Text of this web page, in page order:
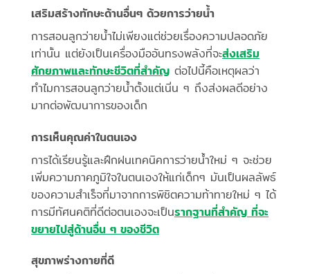
เสริมสร้างทักษะด้านอื่นๆ ด้วยการว่ายน้ำ
การสอนลูกว่ายน้ำไม่เพียงแต่ช่วยเรื่องความปลอดภัย
เท่านั้น แต่ยังเป็นเครื่องมืออันทรงพลังที่จะส่งเสริม
ศักยภาพและทักษะชีวิตที่สำคัญ ต่อไปนี้คือเหตุผลว่า
ทำไมการสอนลูกว่ายน้ำตั้งแต่เนิ่น ๆ ถึงส่งผลดีอย่าง
มากต่อพัฒนาการของเด็ก
การเห็นคุณค่าในตนเอง
การได้เรียนรู้และฝึกฝนเทคนิคการว่ายน้ำใหม่ ๆ จะช่วย
เพิ่มความภาคภูมิใจในตนเองให้แก่เด็กๆ มันเป็นผลลัพธ์
ของความสำเร็จที่มาจากการพิชิตความท้าทายใหม่ ๆ ได้
การมีทัศนคติที่ดีต่อตนเองจะเป็นรากฐานที่สำคัญ ที่จะ
ขยายไปสู่ด้านอื่น ๆ ของชีวิต
สุขภาพร่างกายที่ดี